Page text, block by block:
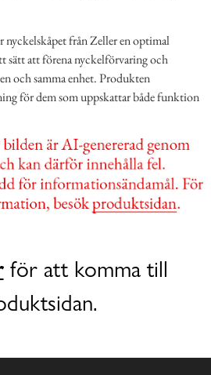
nyckelskåpet från Zeller en optimal
sätt att förena nyckelförvaring och
och samma enhet. Produkten
för dem som uppskattar både funktion
för att komma till